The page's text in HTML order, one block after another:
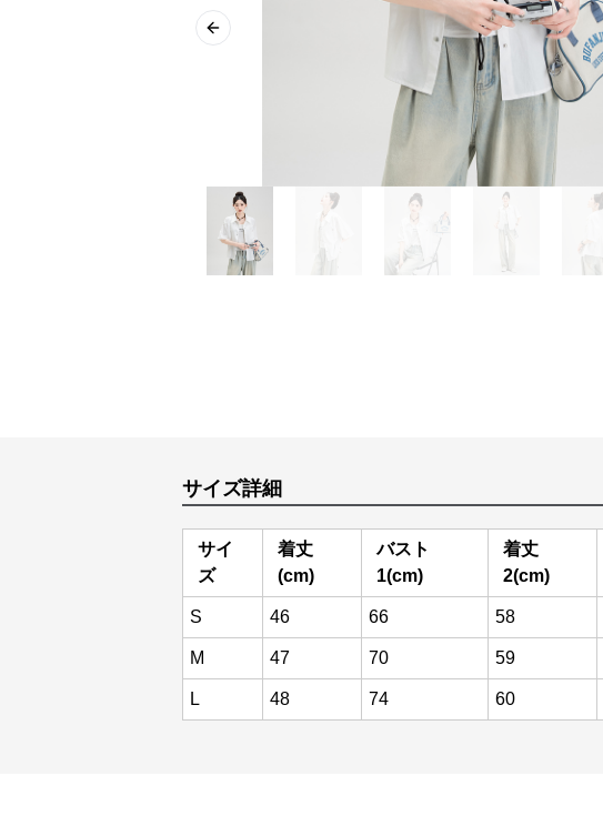
Previous slide
サイズ詳細
サイ
ズ
着丈
(cm)
バスト
1(cm)
着丈
2(cm)
S 46 66 58
M 47 70 59
L 48 74 60